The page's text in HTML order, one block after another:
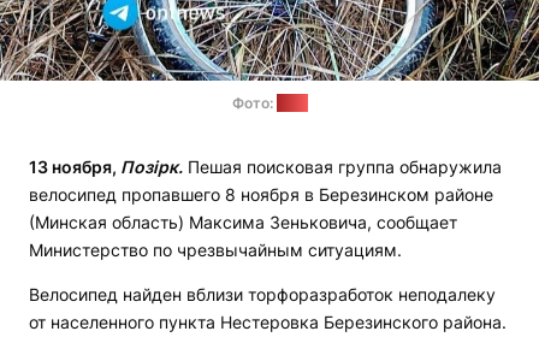
Фото:
13 ноября, Позірк. Пешая поисковая группа обнаружила
велосипед пропавшего 8 ноября в Березинском районе
(Минская область) Максима Зеньковича, сообщает
Министерство по чрезвычайным ситуациям.
Велосипед найден вблизи торфоразработок неподалеку
от населенного пункта Нестеровка Березинского района.